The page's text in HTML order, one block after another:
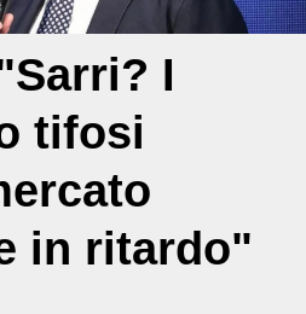
I
tifosi
in ritardo"